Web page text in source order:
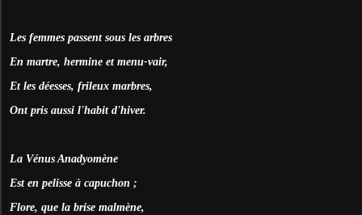
Les femmes passent sous les arbres
En martre, hermine et menu-vair,
Et les déesses, frileux marbres,
Ont pris aussi l'habit d'hiver.
La Vénus Anadyomène
Est en pelisse à capuchon ;
Flore, que la brise malmène,